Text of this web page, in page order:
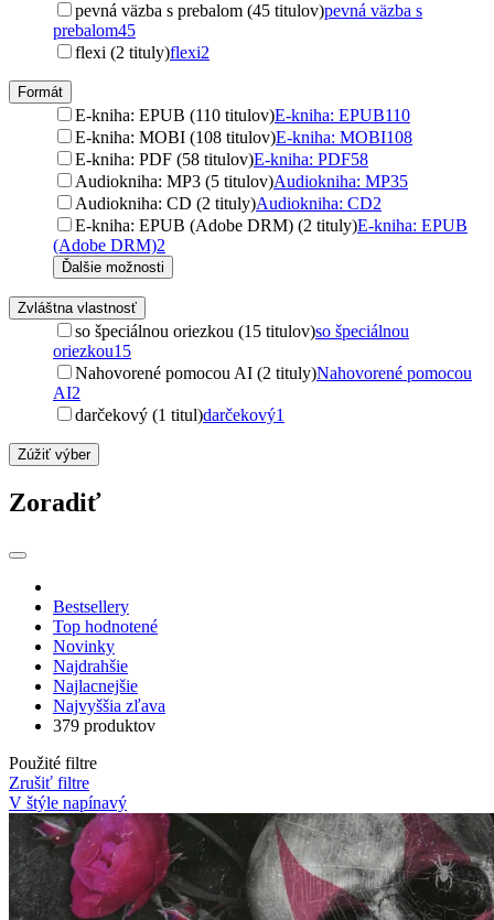
pevná väzba s prebalom (45 titulov)pevná väzba s
prebalom45
flexi (2 tituly)flexi2
Formát
E-kniha: EPUB (110 titulov)E-kniha: EPUB110
E-kniha: MOBI (108 titulov)E-kniha: MOBI108
E-kniha: PDF (58 titulov)E-kniha: PDF58
Audiokniha: MP3 (5 titulov)Audiokniha: MP35
Audiokniha: CD (2 tituly)Audiokniha: CD2
E-kniha: EPUB (Adobe DRM) (2 tituly)E-kniha: EPUB
(Adobe DRM)2
Ďalšie možnosti
Zvláštna vlastnosť
so špeciálnou oriezkou (15 titulov)so špeciálnou
oriezkou15
Nahovorené pomocou AI (2 tituly)Nahovorené pomocou
AI2
darčekový (1 titul)darčekový1
Zúžiť výber
Zoradiť
Bestsellery
Top hodnotené
Novinky
Najdrahšie
Najlacnejšie
Najvyššia zľava
379 produktov
Použité filtre
Zrušiť filtre
V štýle napínavý